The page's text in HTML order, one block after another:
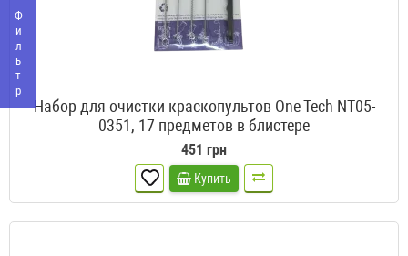
Фильтр
Набор для очистки краскопультов One Tech NT05-
0351, 17 предметов в блистере
451 грн
Купить